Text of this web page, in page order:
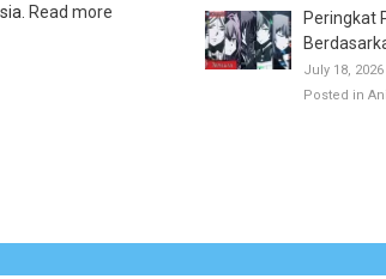
Read more
Peringkat
July 18, 2026
Posted in